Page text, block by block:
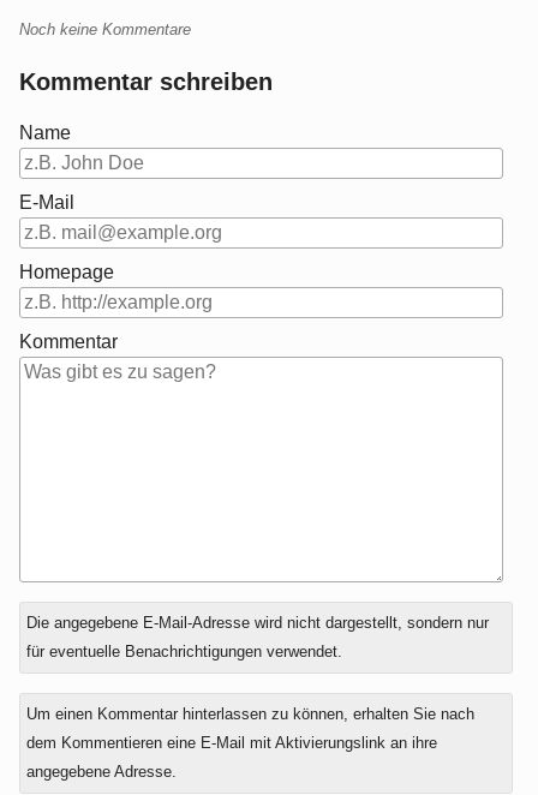
Noch keine Kommentare
Kommentar schreiben
Name
E-Mail
Homepage
Kommentar
Antwort
zu
Die angegebene E-Mail-Adresse wird nicht dargestellt, sondern nur
für eventuelle Benachrichtigungen verwendet.
Um einen Kommentar hinterlassen zu können, erhalten Sie nach
dem Kommentieren eine E-Mail mit Aktivierungslink an ihre
angegebene Adresse.